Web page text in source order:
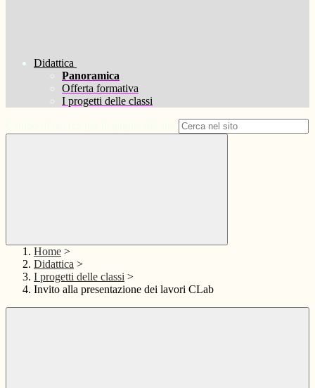
Didattica
Panoramica
Offerta formativa
I progetti delle classi
Home >
Didattica >
I progetti delle classi >
Invito alla presentazione dei lavori CLab